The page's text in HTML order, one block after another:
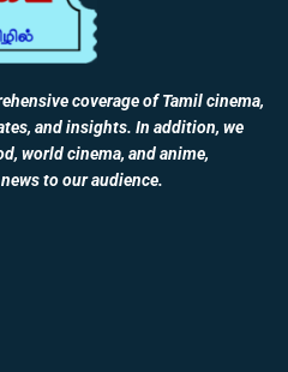
coverage of Tamil cinema,
and insights. In addition, we
world cinema, and anime,
to our audience.